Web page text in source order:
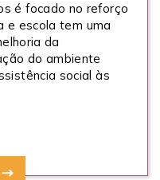
é focado no reforço
e escola tem uma
da
do ambiente
social às